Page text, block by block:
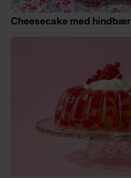
Cheesecake med hindbær